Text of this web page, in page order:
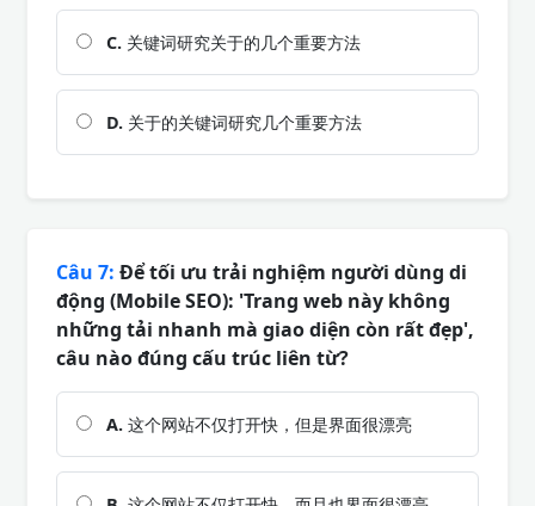
C. 关键词研究关于的几个重要方法
D. 关于的关键词研究几个重要方法
Câu 7: Để tối ưu trải nghiệm người dùng di
động (Mobile SEO): 'Trang web này không
những tải nhanh mà giao diện còn rất đẹp',
câu nào đúng cấu trúc liên từ?
A. 这个网站不仅打开快，但是界面很漂亮